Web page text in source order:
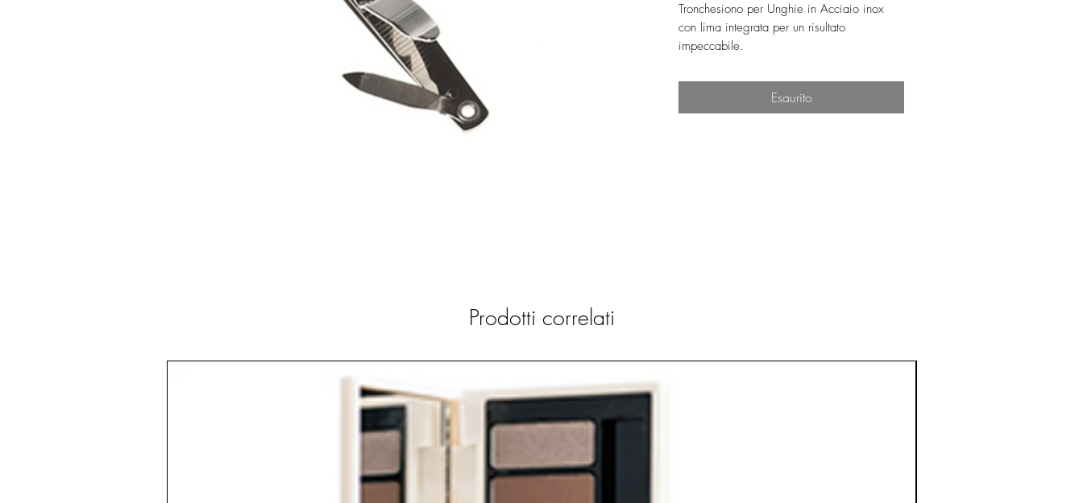
Tronchesiono per Unghie in Acciaio inox
con lima integrata per un risultato
impeccabile.
Esaurito
Prodotti correlati